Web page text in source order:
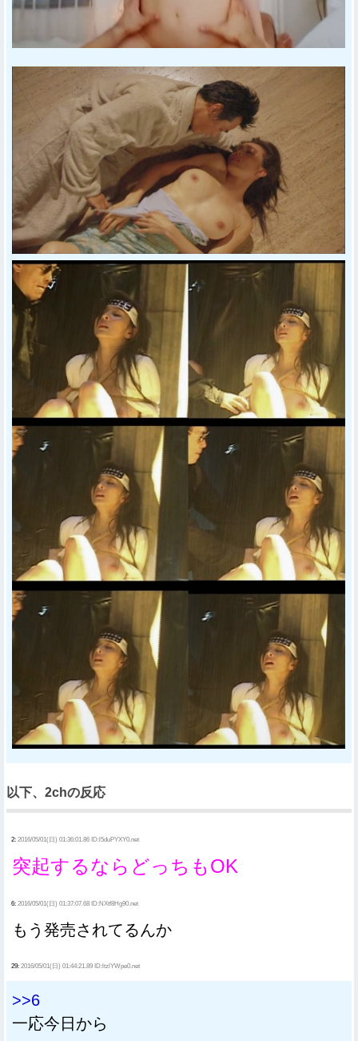
以下、2chの反応
2: 2016/05/01(日) 01:36:01.86 ID:l5duPYXY0.net
突起するならどっちもOK
6: 2016/05/01(日) 01:37:07.68 ID:NXtf8Hg90.net
もう発売されてるんか
29: 2016/05/01(日) 01:44:21.89 ID:ltzlYWpe0.net
>>6
一応今日から